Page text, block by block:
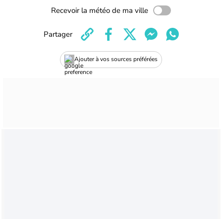
Recevoir la météo de ma ville
Ajouter à vos sources préférées
Partager